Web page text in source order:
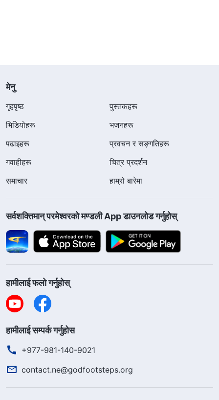
मेनु
गृहपृष्ठ
पुस्तकहरू
भिडियोहरू
भजनहरू
पढाइहरू
प्रवचन र सङ्गतिहरू
गवाहीहरू
चित्र प्रदर्शन
समाचार
हाम्रो बारेमा
सर्वशक्तिमान्‌ परमेश्‍वरको मण्डली App डाउनलोड गर्नुहोस्
हामीलाई फलो गर्नुहोस्
हामीलाई सम्पर्क गर्नुहोस
+977-981-140-9021
contact.ne@godfootsteps.org